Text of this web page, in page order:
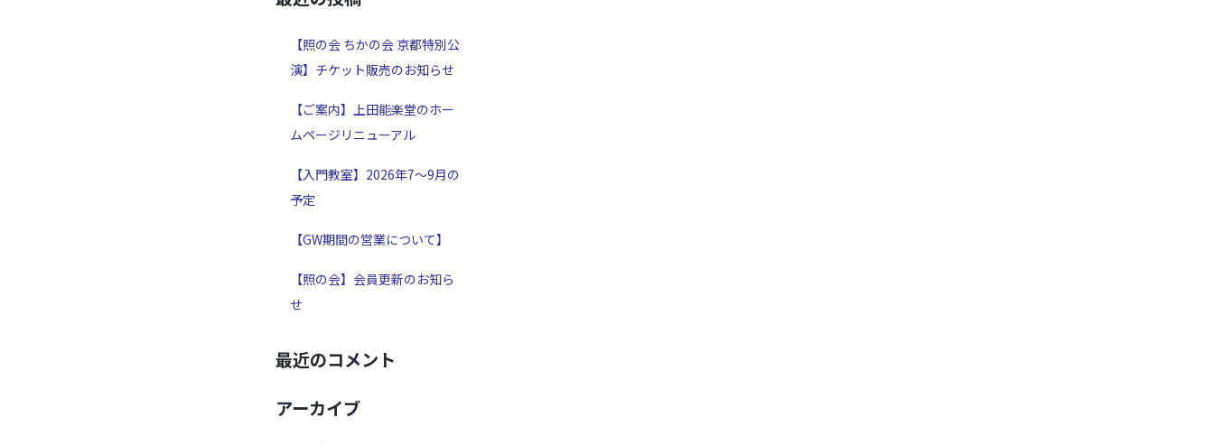
【照の会 ちかの会 京都特別公
演】チケット販売のお知らせ
【ご案内】上田能楽堂のホー
ムページリニューアル
【入門教室】2026年7～9月の
予定
【GW期間の営業について】
【照の会】会員更新のお知ら
せ
最近のコメント
アーカイブ